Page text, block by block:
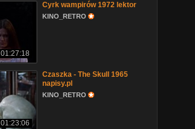
01:27:18
Cyrk wampirów 1972 lektor
KINO_RETRO
01:23:06
Czaszka - The Skull 1965
napisy.pl
KINO_RETRO